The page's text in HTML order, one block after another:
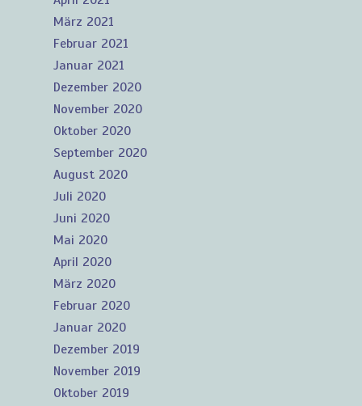
März 2021
Februar 2021
Januar 2021
Dezember 2020
November 2020
Oktober 2020
September 2020
August 2020
Juli 2020
Juni 2020
Mai 2020
April 2020
März 2020
Februar 2020
Januar 2020
Dezember 2019
November 2019
Oktober 2019